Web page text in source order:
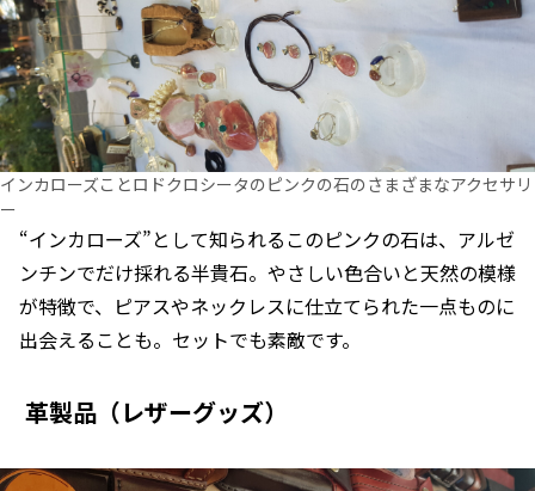
インカローズことロドクロシータのピンクの石のさまざまなアクセサリ
ー
“インカローズ”として知られるこのピンクの石は、アルゼ
ンチンでだけ採れる半貴石。やさしい色合いと天然の模様
が特徴で、ピアスやネックレスに仕立てられた一点ものに
出会えることも。セットでも素敵です。
革製品（レザーグッズ）